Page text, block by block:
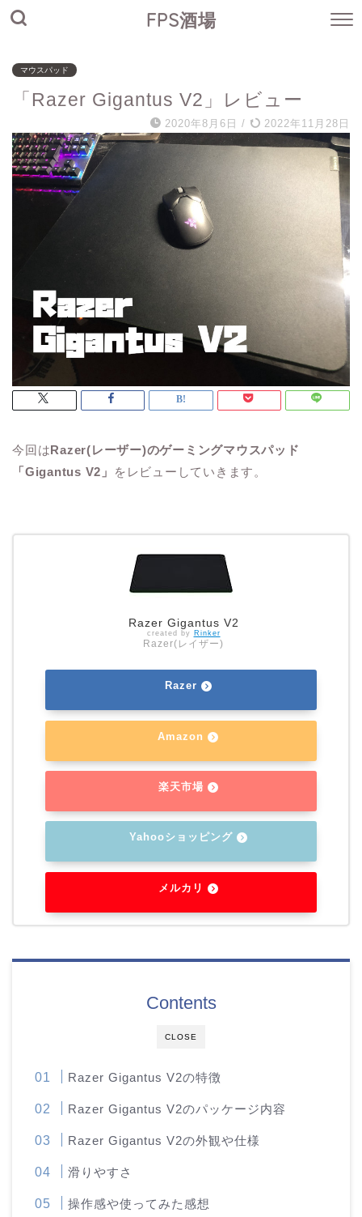
FPS酒場
マウスパッド
「Razer Gigantus V2」レビュー
2020年8月6日 / 2022年11月28日
今回はRazer(レーザー)のゲーミングマウスパッド
「Gigantus V2」
をレビューしていきます。
Razer Gigantus V2
created by Rinker
Razer(レイザー)
Razer
Amazon
楽天市場
Yahooショッピング
メルカリ
CLOSE
Contents
Razer Gigantus V2の特徴
Razer Gigantus V2のパッケージ内容
Razer Gigantus V2の外観や仕様
滑りやすさ
操作感や使ってみた感想